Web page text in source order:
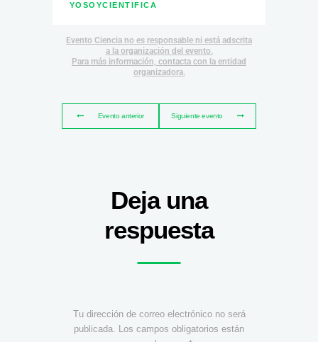
YOSOYCIENTIFICA
Evento Ciencia no es responsable ni está adscrita
a la organización del evento.
Para más información, contacta con la entidad
organizadora.
Evento anterior Siguiente evento
Deja una
respuesta
Tu dirección de correo electrónico no será
publicada. Los campos obligatorios están